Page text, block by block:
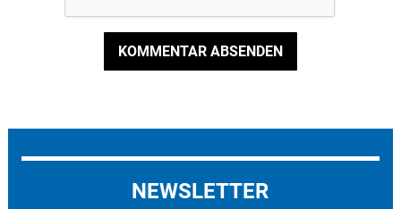
KOMMENTAR ABSENDEN
NEWSLETTER